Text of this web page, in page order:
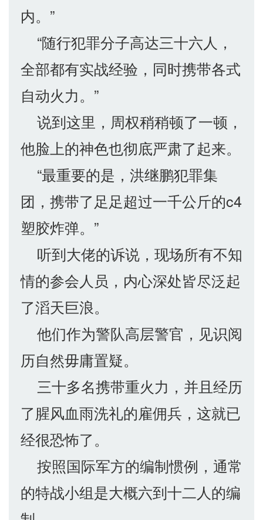
内。”
“随行犯罪分子高达三十六人，
全部都有实战经验，同时携带各式
自动火力。”
说到这里，周权稍稍顿了一顿，
他脸上的神色也彻底严肃了起来。
“最重要的是，洪继鹏犯罪集
团，携带了足足超过一千公斤的c4
塑胶炸弹。”
听到大佬的诉说，现场所有不知
情的参会人员，内心深处皆尽泛起
了滔天巨浪。
他们作为警队高层警官，见识阅
历自然毋庸置疑。
三十多名携带重火力，并且经历
了腥风血雨洗礼的雇佣兵，这就已
经很恐怖了。
按照国际军方的编制惯例，通常
的特战小组是大概六到十二人的编